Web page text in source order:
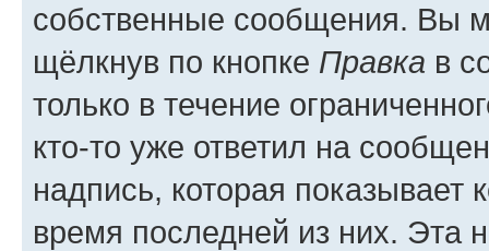
собственные сообщения. Вы
щёлкнув по кнопке Правка в
только в течение
кто-то уже ответил на
надпись, которая показывает
время последней из них. Эта